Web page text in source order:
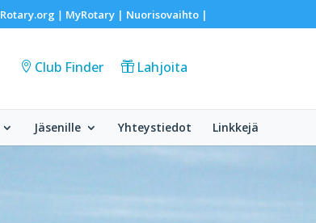
Rotary.org | MyRotary | Nuorisovaihto|
Club Finder Lahjoita
Jäsenille Yhteystiedot Linkkejä